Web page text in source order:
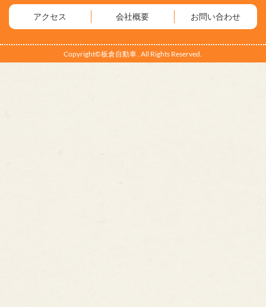
アクセス 会社概要 お問い合わせ
Copyright©板倉自動車 . All Rights Reserved.